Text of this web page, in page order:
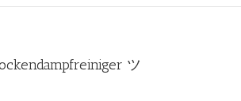
ツ